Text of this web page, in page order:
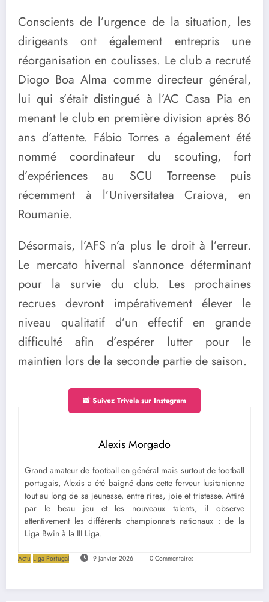
Conscients de l’urgence de la situation, les
dirigeants ont également entrepris une
réorganisation en coulisses. Le club a recruté
Diogo Boa Alma comme directeur général,
lui qui s’était distingué à l’AC Casa Pia en
menant le club en première division après 86
ans d’attente. Fábio Torres a également été
nommé coordinateur du scouting, fort
d’expériences au SCU Torreense puis
récemment à l’Universitatea Craiova, en
Roumanie.
Désormais, l’AFS n’a plus le droit à l’erreur.
Le mercato hivernal s’annonce déterminant
pour la survie du club. Les prochaines
recrues devront impérativement élever le
niveau qualitatif d’un effectif en grande
difficulté afin d’espérer lutter pour le
maintien lors de la seconde partie de saison.
📸 Suivez Trivela sur Instagram
Alexis Morgado
Grand amateur de football en général mais surtout de football
portugais, Alexis a été baigné dans cette ferveur lusitanienne
tout au long de sa jeunesse, entre rires, joie et tristesse. Attiré
par le beau jeu et les nouveaux talents, il observe
attentivement les différents championnats nationaux : de la
Liga Bwin à la III Liga.
Actu Liga Portugal 9 Janvier 2026 0 Commentaires